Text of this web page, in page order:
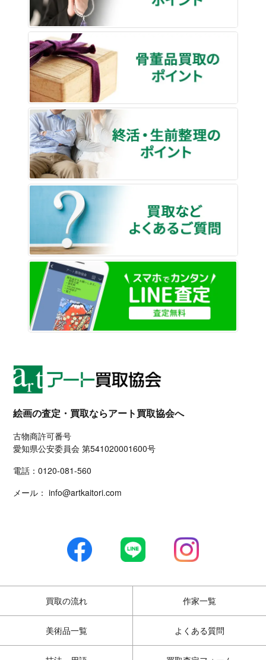
絵画の査定・買取ならアート買取協会へ
古物商許可番号
愛知県公安委員会 第541020001600号
電話：0120-081-560
メール： info@artkaitori.com
買取の流れ 作家一覧
美術品一覧 よくある質問